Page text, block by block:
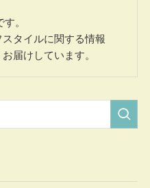
。
タイルに関する情報
届けしています。